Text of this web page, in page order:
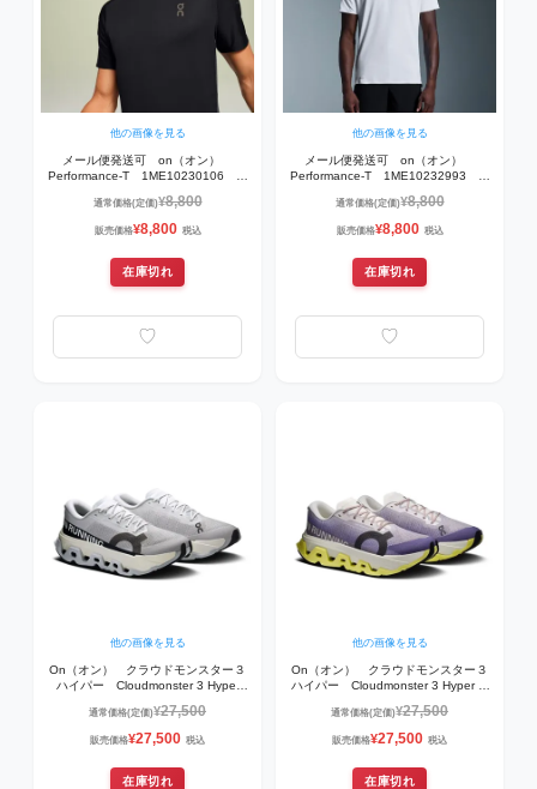
他の画像を見る
メール便発送可 on（オン）
Performance-T 1ME10230106 ラ
通常価格(定価)¥8,800
販売価格¥8,800 税込
在庫切れ
他の画像を見る
メール便発送可 on（オン）
Performance-T 1ME10232993 ラ
通常価格(定価)¥8,800
販売価格¥8,800 税込
在庫切れ
他の画像を見る
On（オン） クラウドモンスター３
ハイパー Cloudmonster 3 Hyper
ンニングシューズ
通常価格(定価)¥27,500
販売価格¥27,500 税込
在庫切れ
他の画像を見る
On（オン） クラウドモンスター３
ハイパー Cloudmonster 3 Hyper M
ンニングシューズ
通常価格(定価)¥27,500
販売価格¥27,500 税込
在庫切れ